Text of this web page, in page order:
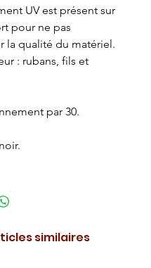
UV est présent sur
pour ne pas
la qualité du matériel.
: rubans, fils et
par 30.
noir.
similaires